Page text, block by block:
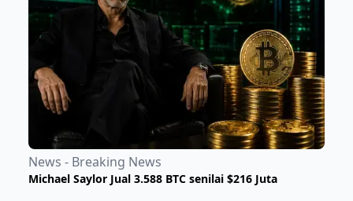
News - Breaking News
Michael Saylor Jual 3.588 BTC senilai $216 Juta